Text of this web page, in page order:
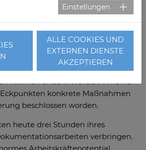
hätte die Politik beim Thema
betont die DKG. Kaum ein
hier aber noch Hoffnung, dass die
immensen Belastung der
Kliniken ändern würde. An keiner
konkrete Maßnahmen
beschlossen worden.
heute drei Stunden ihres
verbringen.
Einstellungen
ALLE COOKIES UND
EXTERNEN DIENSTE
AKZEPTIEREN